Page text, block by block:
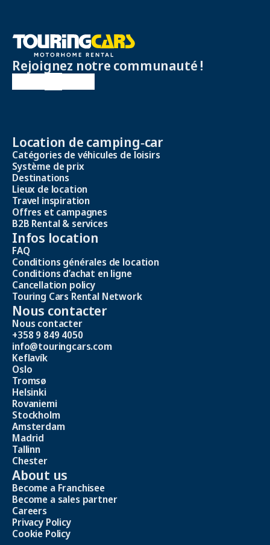
Rejoignez notre communauté !
Location de camping‑car
Catégories de véhicules de loisirs
Système de prix
Destinations
Lieux de location
Travel inspiration
Offres et campagnes
B2B Rental & services
Infos location
FAQ
Conditions générales de location
Conditions d’achat en ligne
Cancellation policy
Touring Cars Rental Network
Nous contacter
Nous contacter
+358 9 849 4050
info@touringcars.com
Keflavík
Oslo
Tromsø
Helsinki
Rovaniemi
Stockholm
Amsterdam
Madrid
Tallinn
Chester
About us
Become a Franchisee
Become a sales partner
Careers
Privacy Policy
Cookie Policy